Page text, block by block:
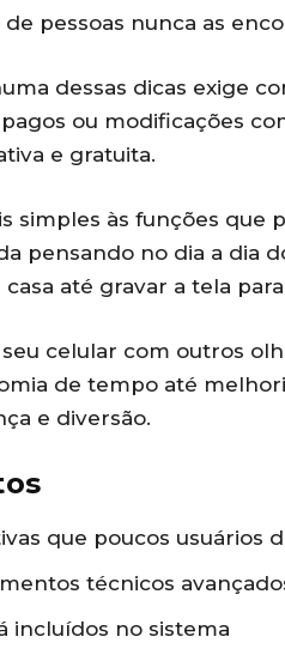
pessoas nunca as
dessas dicas exige
ou modificações
e gratuita.
simples às funções que
pensando no dia a dia
até gravar a tela
celular com outros
de tempo até
e diversão.
que poucos usuários
técnicos
incluídos no sistema